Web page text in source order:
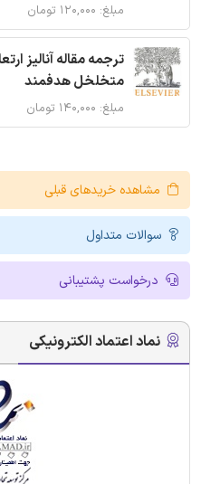
مبلغ: ۱۲۰,۰۰۰ تومان
ترجمه مقاله آنالیز
متخلخل هدفمند
مبلغ: ۱۴۰,۰۰۰ تومان
مشاهده خریدهای قبلی
سوالات متداول
درخواست پشتیبانی
نماد اعتماد الکترونیکی